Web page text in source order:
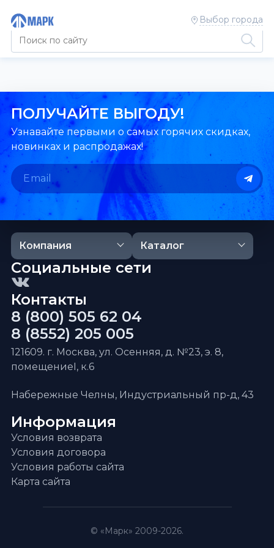
Выбор города
ПОЛУЧАЙТЕ ВЫГОДУ!
Узнавайте первыми о самых горячих скидках,
новинках и распродажах!
Компания Каталог
Информация
Условия возврата
Условия договора
Условия работы сайта
Карта сайта
Контакты
8 (800) 505 62 04
8 (8552) 205 005
121609. г. Москва, ул. Осенняя, д. №23, э. 8,
помещениеI, к.6
Набережные Челны, Индустриальный пр-д, 43
Социальные сети
© «Марк» 2009-2026.